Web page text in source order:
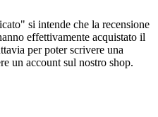
si intende che la recensione
effettivamente acquistato il
per poter scrivere una
un account sul nostro shop.